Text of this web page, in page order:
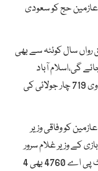
عازمین حج کو سعودی
رواں سال کوئٹہ سے بھی
گی،اسلام آباد
ائیرپورٹ سے پہلی حج فلائٹ ایس وی 719 چار جولائی کی
کو وفاقی وزیر
کے وزیر غلام سرور
خان کریں گے،لاہور سے پہلی فلائٹ پی اے 4760 بھی 4